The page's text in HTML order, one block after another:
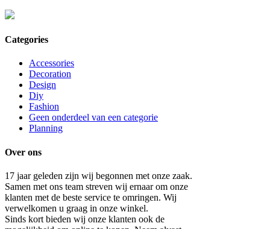
Categories
Accessories
Decoration
Design
Diy
Fashion
Geen onderdeel van een categorie
Planning
Over ons
17 jaar geleden zijn wij begonnen met onze zaak.
Samen met ons team streven wij ernaar om onze
klanten met de beste service te omringen. Wij
verwelkomen u graag in onze winkel.
Sinds kort bieden wij onze klanten ook de